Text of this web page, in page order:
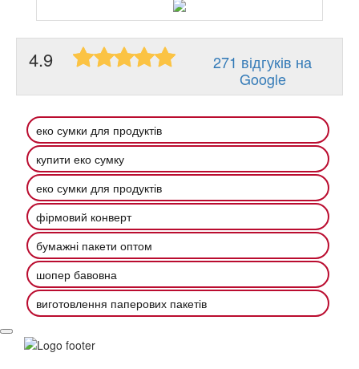
4.9
271 відгуків на
Google
еко сумки для продуктів
купити еко сумку
еко сумки для продуктів
фірмовий конверт
бумажні пакети оптом
шопер бавовна
виготовлення паперових пакетів